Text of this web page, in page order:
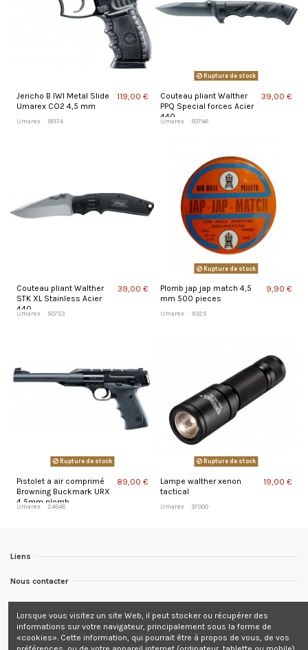
Jericho B IWI Metal Slide
Umarex CO2 4,5 mm
Umarex 58174
119,00 €
Rupture de stock
Couteau pliant Walther
PPQ Special forces Acier
440
Umarex 50746
39,00 €
Couteau pliant Walther
STK XL Stainless Acier
440
Umarex 50753
39,00 €
Rupture de stock
Plomb jap jap match 4,5
mm 500 pieces
Umarex 9325
9,90 €
Rupture de stock
Pistolet a air comprimé
Browning Buckmark URX
4,5mm plomb
Umarex 24848
89,00 €
Rupture de stock
Lampe walther xenon
tactical
Umarex 37000
19,00 €
Liens
Nous contacter
Newsletter
Lorsque vous visitez un site Web, il peut stocker ou récupérer des
informations sur votre navigateur, principalement sous la forme de
«cookies». Cette information, qui pourrait être à propos de vous, de vos